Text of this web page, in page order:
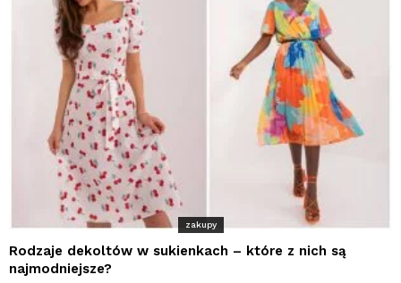
zakupy
Rodzaje dekoltów w sukienkach – które z nich są
najmodniejsze?